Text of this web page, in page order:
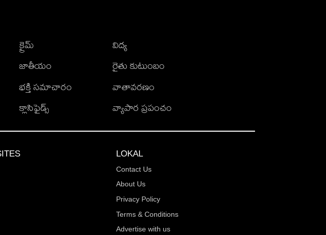
క్రైమ్
జాతీయం
భక్తి సమాచారం
క్లాసిఫైడ్స్
విద్య
రైతు కుటుంబం
వాతావరణం
వ్యాపార ప్రపంచం
LOKAL
Contact Us
About Us
Privacy Policy
Terms & Conditions
Advertise with us